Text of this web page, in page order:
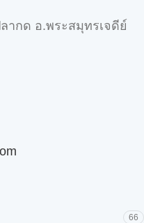
ากด อ.พระสมุทรเจดีย์
66